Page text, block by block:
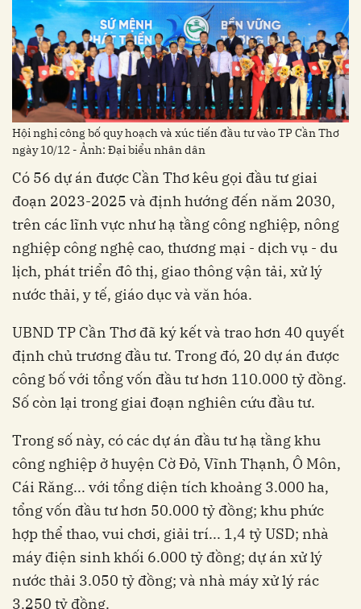
Hội nghị công bố quy hoạch và xúc tiến đầu tư vào TP Cần Thơ
ngày 10/12 - Ảnh: Đại biểu nhân dân
Có 56 dự án được Cần Thơ kêu gọi đầu tư giai
đoạn 2023-2025 và định hướng đến năm 2030,
trên các lĩnh vực như hạ tầng công nghiệp, nông
nghiệp công nghệ cao, thương mại - dịch vụ - du
lịch, phát triển đô thị, giao thông vận tải, xử lý
nước thải, y tế, giáo dục và văn hóa.
UBND TP Cần Thơ đã ký kết và trao hơn 40 quyết
định chủ trương đầu tư. Trong đó, 20 dự án được
công bố với tổng vốn đầu tư hơn 110.000 tỷ đồng.
Số còn lại trong giai đoạn nghiên cứu đầu tư.
Trong số này, có các dự án đầu tư hạ tầng khu
công nghiệp ở huyện Cờ Đỏ, Vĩnh Thạnh, Ô Môn,
Cái Răng... với tổng diện tích khoảng 3.000 ha,
tổng vốn đầu tư hơn 50.000 tỷ đồng; khu phức
hợp thể thao, vui chơi, giải trí... 1,4 tỷ USD; nhà
máy điện sinh khối 6.000 tỷ đồng; dự án xử lý
nước thải 3.050 tỷ đồng; và nhà máy xử lý rác
3.250 tỷ đồng.